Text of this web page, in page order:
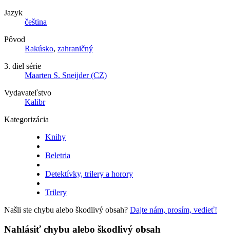
Jazyk
čeština
Pôvod
Rakúsko, zahraničný
3. diel série
Maarten S. Sneijder (CZ)
Vydavateľstvo
Kalibr
Kategorizácia
Knihy
Beletria
Detektívky, trilery a horory
Trilery
Našli ste chybu alebo škodlivý obsah? Dajte nám, prosím, vedieť!
Nahlásiť chybu alebo škodlivý obsah